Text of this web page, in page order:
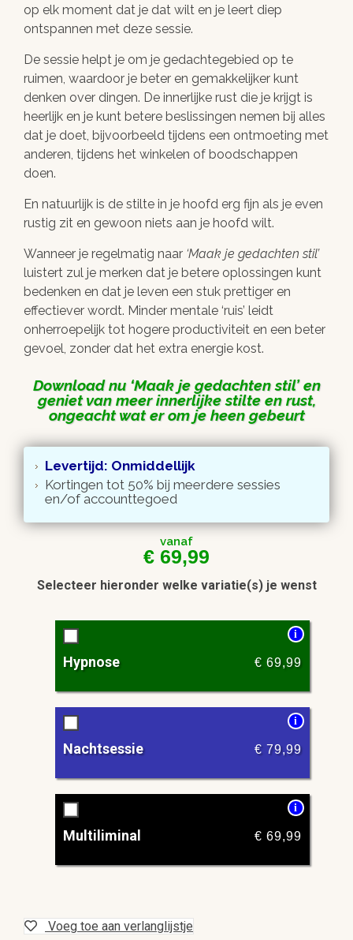
op elk moment dat je dat wilt en je leert diep
ontspannen met deze sessie.
De sessie helpt je om je gedachtegebied op te
ruimen, waardoor je beter en gemakkelijker kunt
denken over dingen. De innerlijke rust die je krijgt is
heerlijk en je kunt betere beslissingen nemen bij alles
dat je doet, bijvoorbeeld tijdens een ontmoeting met
anderen, tijdens het winkelen of boodschappen
doen.
En natuurlijk is de stilte in je hoofd erg fijn als je even
rustig zit en gewoon niets aan je hoofd wilt.
Wanneer je regelmatig naar Maak je gedachten stil
luistert zul je merken dat je betere oplossingen kunt
bedenken en dat je leven een stuk prettiger en
effectiever wordt. Minder mentale ‘ruis’ leidt
onherroepelijk tot hogere productiviteit en een beter
gevoel, zonder dat het extra energie kost.
Download nu Maak je gedachten stil en
geniet van meer innerlijke stilte en rust,
ongeacht wat er om je heen gebeurt
Levertijd: Onmiddellijk
Kortingen tot 50% bij meerdere sessies
en/of accounttegoed
vanaf
€ 69,99
Selecteer hieronder welke variatie(s) je wenst
i
Hypnose € 69,99
i
Nachtsessie € 79,99
i
Multiliminal € 69,99
Voeg toe aan verlanglijstje